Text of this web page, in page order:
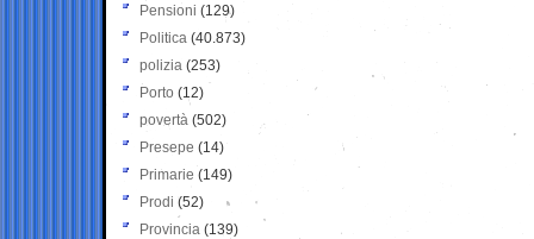
Pensioni (129)
Politica (40.873)
polizia (253)
Porto (12)
povertà (502)
Presepe (14)
Primarie (149)
Prodi (52)
Provincia (139)